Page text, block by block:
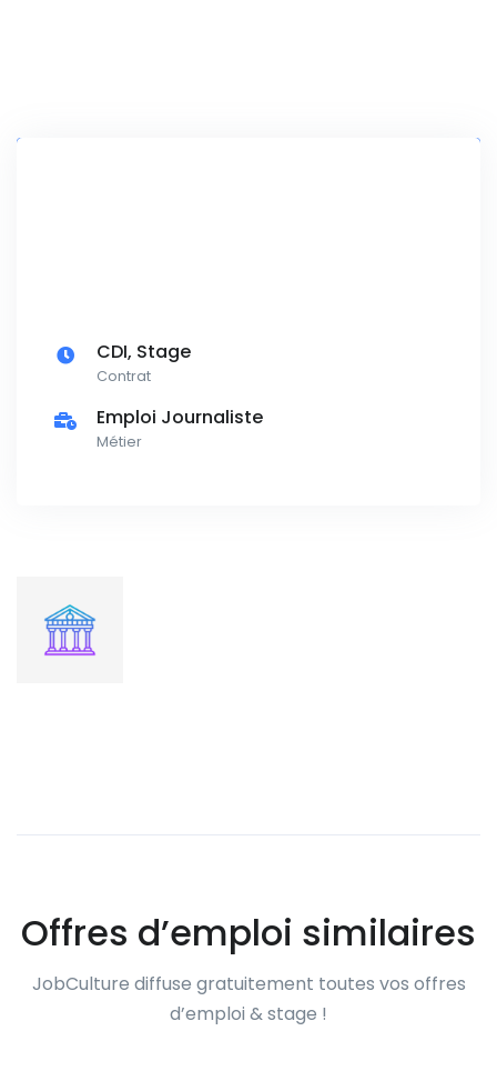
CDI, Stage
Contrat
Emploi Journaliste
Métier
Offres d’emploi similaires
JobCulture diffuse gratuitement toutes vos offres
d’emploi & stage !